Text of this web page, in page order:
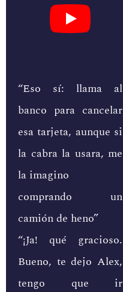
“Eso sí: llama al
banco para cancelar
esa tarjeta, aunque si
la cabra la usara, me
la imagino
comprando un
camión de heno”
“¡Ja! qué gracioso.
Bueno, te dejo Alex,
tengo que ir